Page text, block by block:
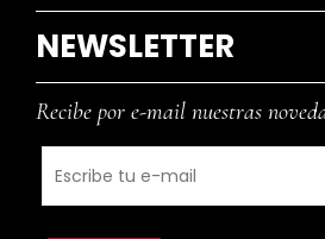
NEWSLETTER
Recibe por e-mail nuestras